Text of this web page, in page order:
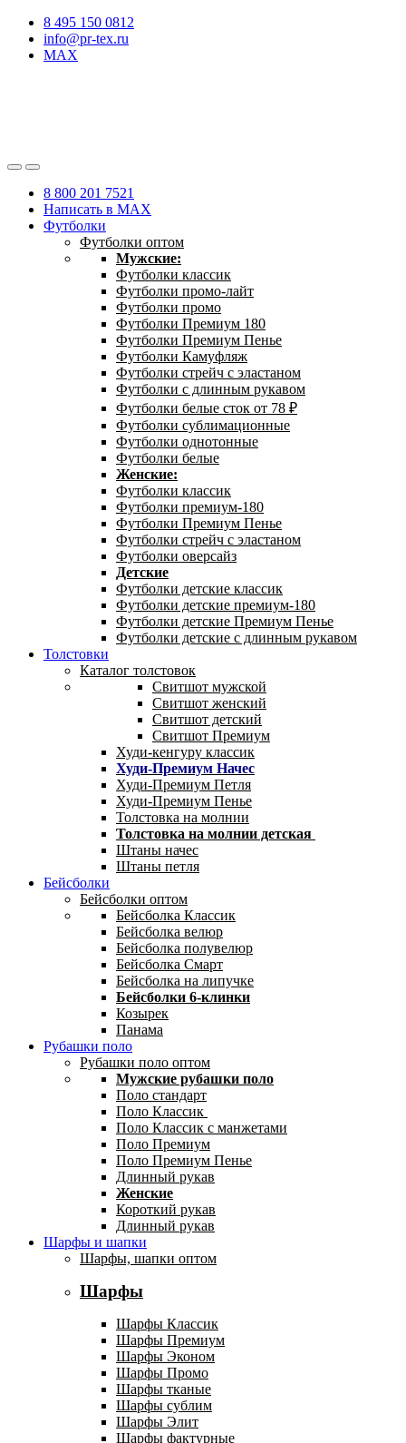
8 495 150 0812
info@pr-tex.ru
MAX
8 800 201 7521
Написать в MAX
Футболки
Футболки оптом
Мужские:
Футболки классик
Футболки промо-лайт
Футболки промо
Футболки Премиум 180
Футболки Премиум Пенье
Футболки Камуфляж
Футболки стрейч с эластаном
Футболки с длинным рукавом
Футболки белые сток от 78 ₽
Футболки сублимационные
Футболки однотонные
Футболки белые
Женские:
Футболки классик
Футболки премиум-180
Футболки Премиум Пенье
Футболки стрейч с эластаном
Футболки оверсайз
Детские
Футболки детские классик
Футболки детские премиум-180
Футболки детские Премиум Пенье
Футболки детские с длинным рукавом
Толстовки
Каталог толстовок
Свитшот мужской
Свитшот женский
Свитшот детский
Свитшот Премиум
Худи-кенгуру классик
Худи-Премиум Начес
Худи-Премиум Петля
Худи-Премиум Пенье
Толстовка на молнии
Толстовка на молнии детская
Штаны начес
Штаны петля
Бейсболки
Бейсболки оптом
Бейсболка Классик
Бейсболка велюр
Бейсболка полувелюр
Бейсболка Смарт
Бейсболка на липучке
Бейсболки 6-клинки
Козырек
Панама
Рубашки поло
Рубашки поло оптом
Мужские рубашки поло
Поло стандарт
Поло Классик
Поло Классик с манжетами
Поло Премиум
Поло Премиум Пенье
Длинный рукав
Женские
Короткий рукав
Длинный рукав
Шарфы и шапки
Шарфы, шапки оптом
Шарфы
Шарфы Классик
Шарфы Премиум
Шарфы Эконом
Шарфы Промо
Шарфы тканые
Шарфы сублим
Шарфы Элит
Шарфы фактурные